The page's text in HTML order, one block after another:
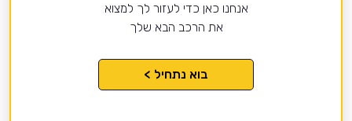
אנחנו כאן כדי לעזור לך למצוא
את הרכב הבא שלך
בוא נתחיל >